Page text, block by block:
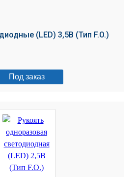
(LED) 3,5В (Тип F.O.)
Под заказ